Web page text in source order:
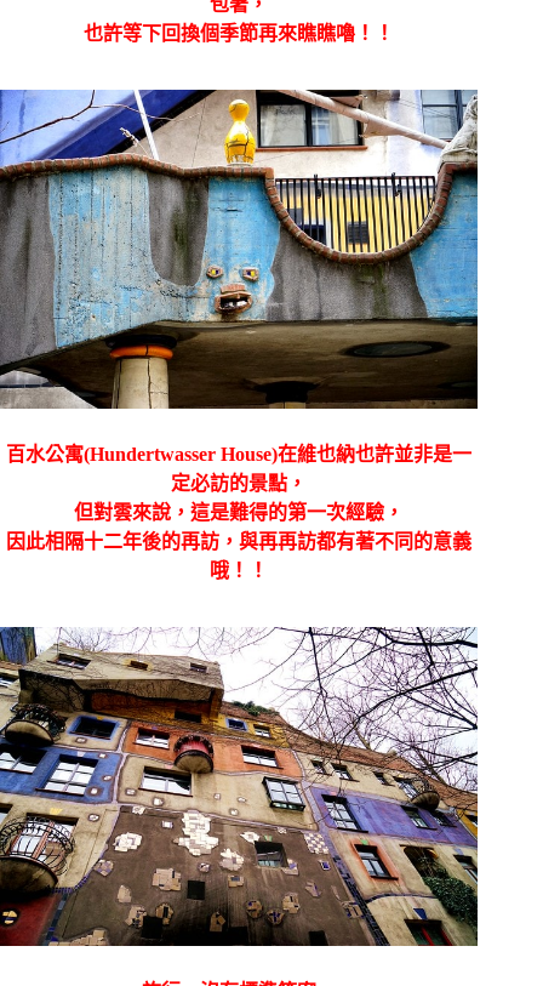
也許等下回換個季節再來瞧瞧嚕！！
百水公寓(Hundertwasser House)在維也納也許並非是一
定必訪的景點，
但對雲來說，這是難得的第一次經驗，
因此相隔十二年後的再訪，與再再訪都有著不同的意義
哦！！